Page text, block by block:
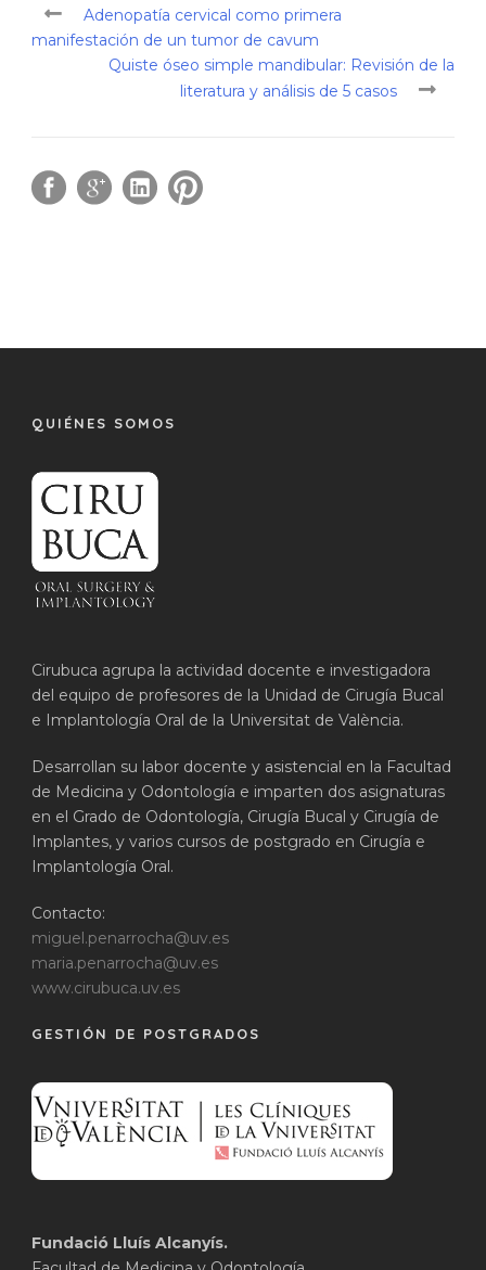
Adenopatía cervical como primera
manifestación de un tumor de cavum
Quiste óseo simple mandibular: Revisión de la
literatura y análisis de 5 casos
QUIÉNES SOMOS
Cirubuca agrupa la actividad docente e investigadora
del equipo de profesores de la Unidad de Cirugía Bucal
e Implantología Oral de la Universitat de València.
Desarrollan su labor docente y asistencial en la Facultad
de Medicina y Odontología e imparten dos asignaturas
en el Grado de Odontología, Cirugía Bucal y Cirugía de
Implantes, y varios cursos de postgrado en Cirugía e
Implantología Oral.
Contacto:
miguel.penarrocha@uv.es
maria.penarrocha@uv.es
www.cirubuca.uv.es
GESTIÓN DE POSTGRADOS
Fundació Lluís Alcanyís.